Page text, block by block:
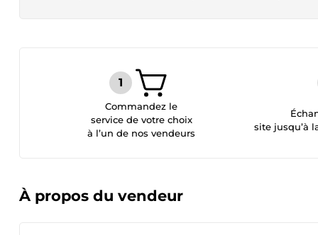
Commandez le
service de votre choix
à l’un de nos vendeurs
site jusqu’à
À propos du vendeur